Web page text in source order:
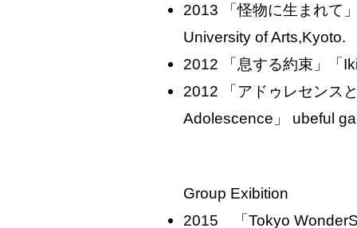
2013 「怪物に生まれて
University of Arts,Kyoto.
2012 「息する約束」「
2012 「アドゥレセンス
Adolescence」 ubeful
Group Exibition
2015 「Tokyo